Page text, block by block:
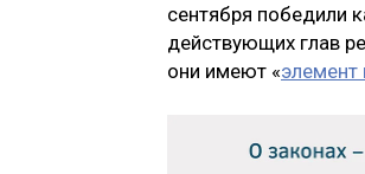
сентября победили
действующих глав
они имеют «элемент